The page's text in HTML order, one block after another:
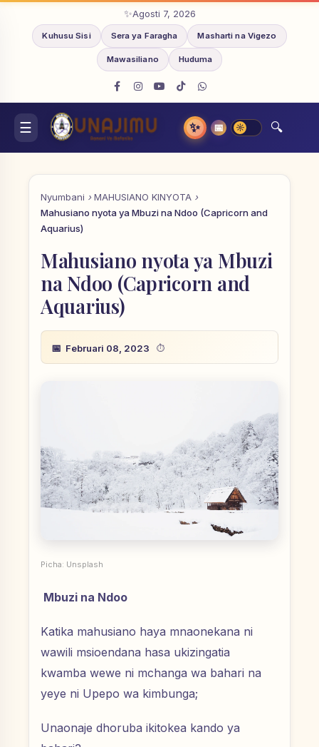
Agosti 7, 2026
Kuhusu Sisi Sera ya Faragha Masharti na Vigezo
Mawasiliano Huduma
✨ 📅
Nyumbani
MAHUSIANO KINYOTA
Mahusiano nyota ya Mbuzi na Ndoo (Capricorn and
Aquarius)
Mahusiano nyota ya Mbuzi
na Ndoo (Capricorn and
Aquarius)
Februari 08, 2023
Picha: Unsplash
Mbuzi na Ndoo
Katika mahusiano haya mnaonekana ni
wawili msioendana hasa ukizingatia
kwamba wewe ni mchanga wa bahari na
yeye ni Upepo wa kimbunga;
Unaonaje dhoruba ikitokea kando ya